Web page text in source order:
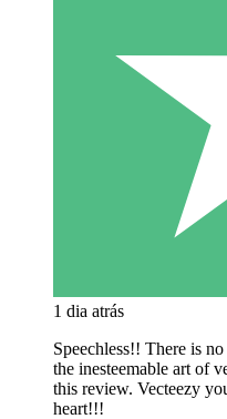
1 dia atrás
Speechless!! There is
the inesteemable art of
this review. Vecteezy
heart!!!